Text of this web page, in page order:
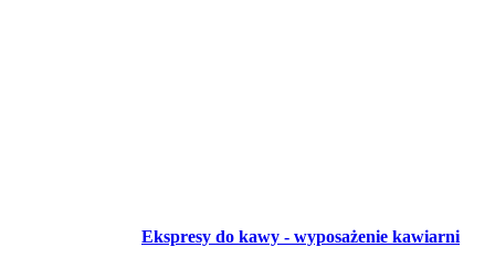
Ekspresy do kawy - wyposażenie kawiarni